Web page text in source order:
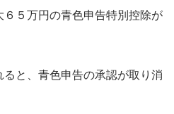
５万円の青色申告特別控除が
ると、青色申告の承認が取り消